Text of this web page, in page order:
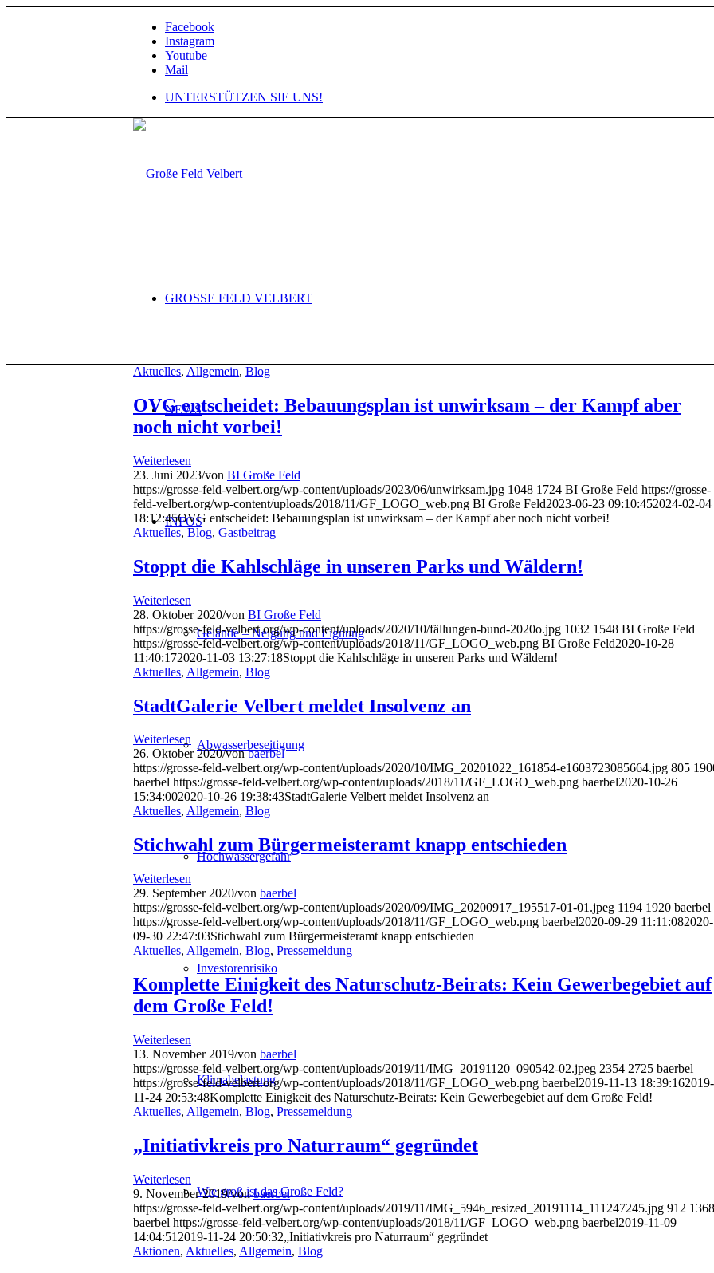
Facebook
Instagram
Youtube
Mail
UNTERSTÜTZEN SIE UNS!
GROSSE FELD VELBERT
NEWS
INFOS
Gelände – Neigung und Eignung
Abwasserbeseitigung
Hochwassergefahr
Investorenrisiko
Klimabelastung
Wie groß ist das Große Feld?
Aktuelles, Allgemein, Blog
OVG entscheidet: Bebauungsplan ist unwirksam – der Kampf aber
noch nicht vorbei!
Weiterlesen
23. Juni 2023/von BI Große Feld
https://grosse-feld-velbert.org/wp-content/uploads/2023/06/unwirksam.jpg 1048 1724 BI Große Feld https://grosse-
feld-velbert.org/wp-content/uploads/2018/11/GF_LOGO_web.png BI Große Feld2023-06-23 09:10:452024-02-04
18:12:45OVG entscheidet: Bebauungsplan ist unwirksam – der Kampf aber noch nicht vorbei!
Aktuelles, Blog, Gastbeitrag
Stoppt die Kahlschläge in unseren Parks und Wäldern!
Weiterlesen
28. Oktober 2020/von BI Große Feld
https://grosse-feld-velbert.org/wp-content/uploads/2020/10/fällungen-bund-2020o.jpg 1032 1548 BI Große Feld
https://grosse-feld-velbert.org/wp-content/uploads/2018/11/GF_LOGO_web.png BI Große Feld2020-10-28
11:40:172020-11-03 13:27:18Stoppt die Kahlschläge in unseren Parks und Wäldern!
Aktuelles, Allgemein, Blog
StadtGalerie Velbert meldet Insolvenz an
Weiterlesen
26. Oktober 2020/vonbaerbel
https://grosse-feld-velbert.org/wp-content/uploads/2020/10/IMG_20201022_161854-e1603723085664.jpg 805
baerbel https://grosse-feld-velbert.org/wp-content/uploads/2018/11/GF_LOGO_web.png baerbel2020-10-26
15:34:002020-10-26 19:38:43StadtGalerie Velbert meldet Insolvenz an
Aktuelles, Allgemein, Blog
Stichwahl zum Bürgermeisteramt knapp entschieden
Weiterlesen
29. September 2020/von baerbel
https://grosse-feld-velbert.org/wp-content/uploads/2020/09/IMG_20200917_195517-01-01.jpeg 1194 1920 baerbel
https://grosse-feld-velbert.org/wp-content/uploads/2018/11/GF_LOGO_web.png baerbel2020-09-29 11:11:082020-
09-30 22:47:03Stichwahl zum Bürgermeisteramt knapp entschieden
Aktuelles, Allgemein, Blog, Pressemeldung
Komplette Einigkeit des Naturschutz-Beirats: Kein Gewerbegebiet auf
dem Große Feld!
Weiterlesen
13. November 2019/von baerbel
https://grosse-feld-velbert.org/wp-content/uploads/2019/11/IMG_20191120_090542-02.jpeg 2354 2725 baerbel
https://grosse-feld-velbert.org/wp-content/uploads/2018/11/GF_LOGO_web.png baerbel2019-11-13 18:39:162019-
11-24 20:53:48Komplette Einigkeit des Naturschutz-Beirats: Kein Gewerbegebiet auf dem Große Feld!
Aktuelles, Allgemein, Blog, Pressemeldung
„Initiativkreis pro Naturraum“ gegründet
Weiterlesen
9. November 2019/vonbaerbel
https://grosse-feld-velbert.org/wp-content/uploads/2019/11/IMG_5946_resized_20191114_111247245.jpg 912 1368
baerbel https://grosse-feld-velbert.org/wp-content/uploads/2018/11/GF_LOGO_web.png baerbel2019-11-09
14:04:51 2019-11-24 20:50:32„Initiativkreis pro Naturraum“ gegründet
Aktionen, Aktuelles, Allgemein, Blog